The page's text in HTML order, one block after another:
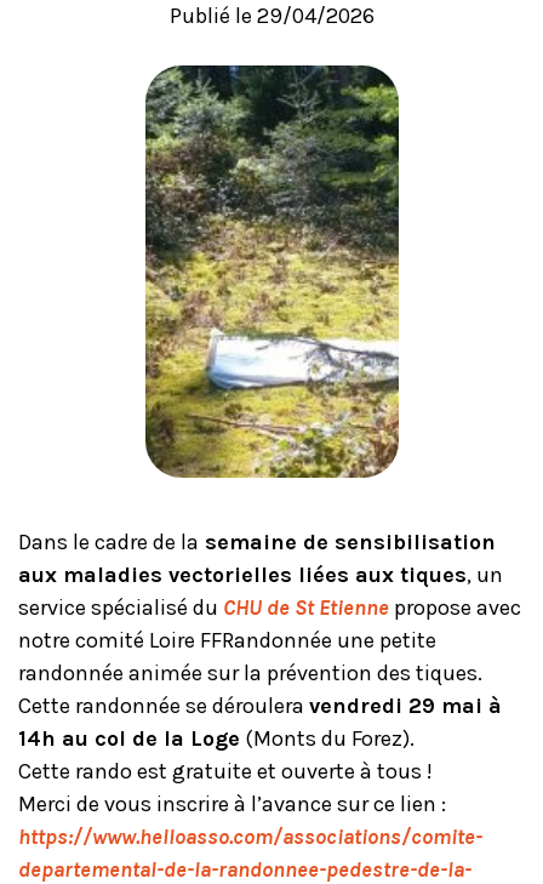
Publié le 29/04/2026
Dans le cadre de la semaine de sensibilisation
aux maladies vectorielles liées aux tiques, un
service spécialisé du CHU de St Etienne propose avec
notre comité Loire FFRandonnée une petite
randonnée animée sur la prévention des tiques.
Cette randonnée se déroulera vendredi 29 mai à
14h au col de la Loge (Monts du Forez).
Cette rando est gratuite et ouverte à tous !
Merci de vous inscrire à l’avance sur ce lien :
https://www.helloasso.com/associations/comite-
departemental-de-la-randonnee-pedestre-de-la-